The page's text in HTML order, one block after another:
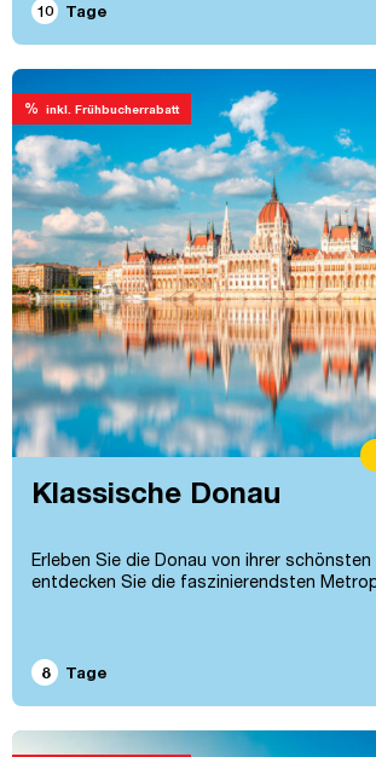
10 Tage
% inkl. Frühbucherrabatt
Klassische Donau
Erleben Sie die Donau von ihrer
entdecken Sie die faszinierendsten
8 Tage